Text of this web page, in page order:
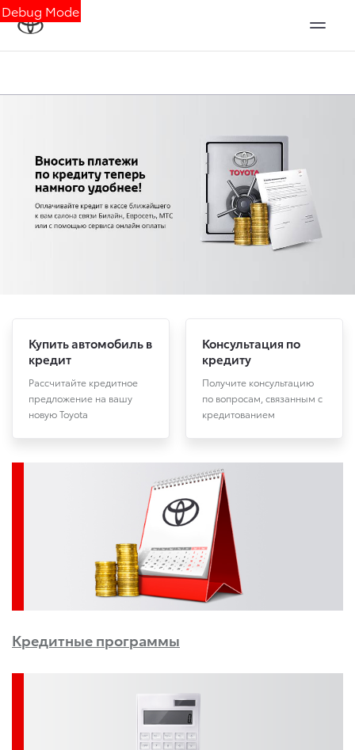
Debug Mode
Купить автомобиль в
кредит
Рассчитайте кредитное
предложение на вашу
новую Toyota
Консультация по
кредиту
Получите консультацию
по вопросам, связанным с
кредитованием
Кредитные программы